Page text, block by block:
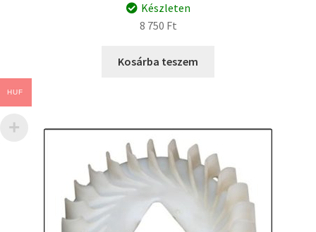
Készleten
8 750 Ft
Kosárba teszem
HUF